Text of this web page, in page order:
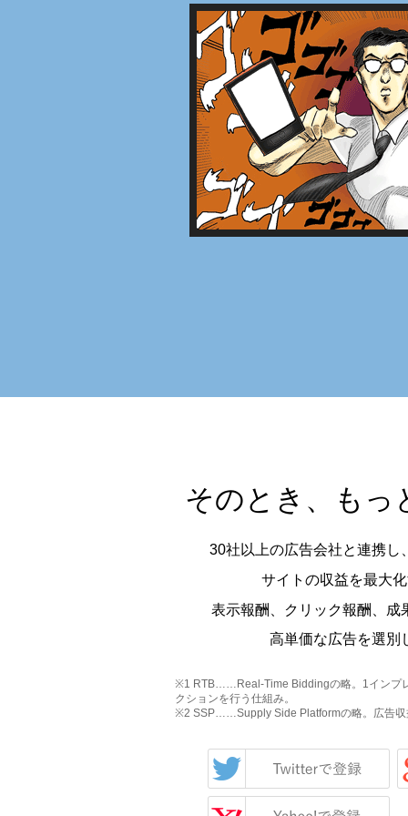
そのとき、もっ
30社以上の広告会社と連携し
サイトの収益を最大
表示報酬、クリック報酬、成
高単価な広告を選別
※1 RTB……Real-Time Biddingの略。1インプ
クションを行う仕組み。
※2 SSP……Supply Side Platformの略。広告収